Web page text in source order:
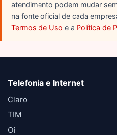
atendimento podem mudar
na fonte oficial de cada
Termos de Uso e a Política de
Telefonia e Internet
Claro
TIM
Oi